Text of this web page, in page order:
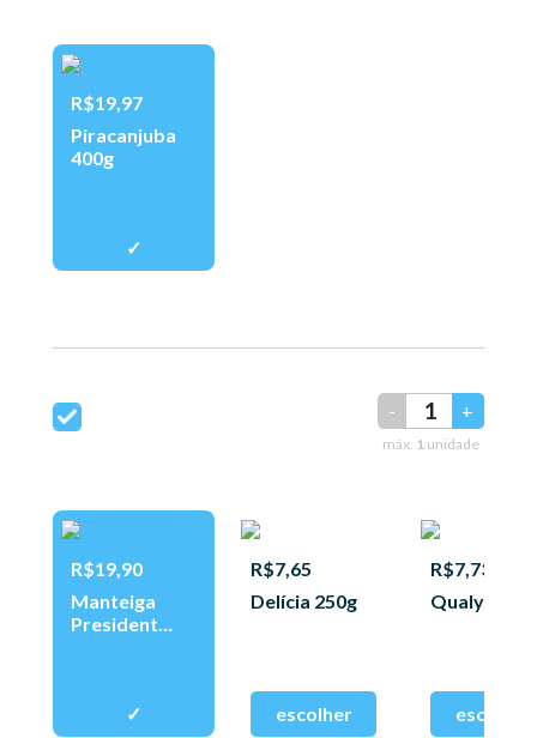
R$19,97
Piracanjuba
400g
- +
máx. 1 unidade
R$19,90
Manteiga
President
R$7,65
Delícia 250g
R$7,73
Qualy 250g